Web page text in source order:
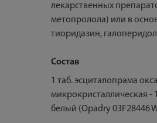
лекарственных
метопролола) или в
тиоридазин,
Состав
1 таб. эсциталопрама
микрокристаллическая -
белый (Opadry 03F28446